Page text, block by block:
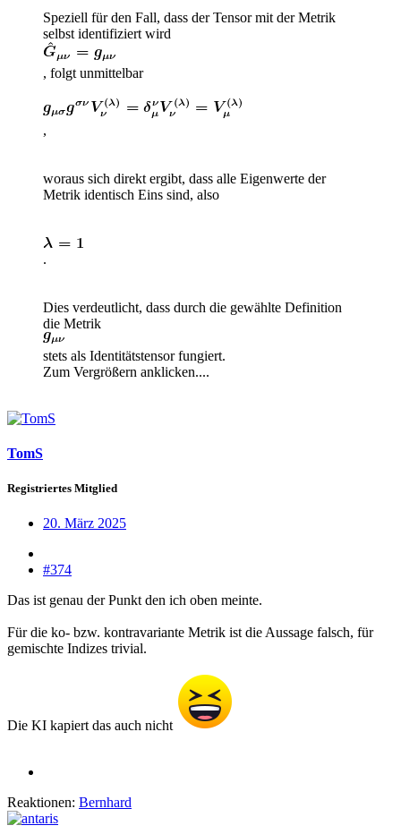
Speziell für den Fall, dass der Tensor mit der Metrik
selbst identifiziert wird
, folgt unmittelbar
,
woraus sich direkt ergibt, dass alle Eigenwerte der
Metrik identisch Eins sind, also
.
Dies verdeutlicht, dass durch die gewählte Definition
die Metrik
stets als Identitätstensor fungiert.
Zum Vergrößern anklicken....
TomS
Registriertes Mitglied
20. März 2025
#374
Das ist genau der Punkt den ich oben meinte.
Für die ko- bzw. kontravariante Metrik ist die Aussage falsch, für
gemischte Indizes trivial.
Die KI kapiert das auch nicht
Reaktionen: Bernhard